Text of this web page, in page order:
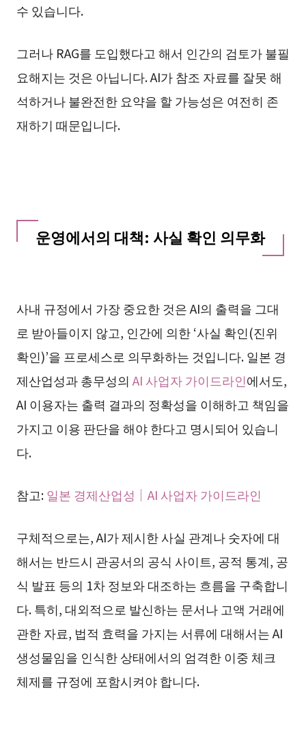
수 있습니다.
그러나 RAG를 도입했다고 해서 인간의 검토가 불필
요해지는 것은 아닙니다. AI가 참조 자료를 잘못 해
석하거나 불완전한 요약을 할 가능성은 여전히 존
재하기 때문입니다.
운영에서의 대책: 사실 확인 의무화
사내 규정에서 가장 중요한 것은 AI의 출력을 그대
로 받아들이지 않고, 인간에 의한 ‘사실 확인(진위
확인)’을 프로세스로 의무화하는 것입니다. 일본 경
제산업성과 총무성의 AI 사업자 가이드라인에서도,
AI 이용자는 출력 결과의 정확성을 이해하고 책임을
가지고 이용 판단을 해야 한다고 명시되어 있습니
다.
참고:일본 경제산업성｜AI 사업자 가이드라인
구체적으로는, AI가 제시한 사실 관계나 숫자에 대
해서는 반드시 관공서의 공식 사이트, 공적 통계, 공
식 발표 등의 1차 정보와 대조하는 흐름을 구축합니
다. 특히, 대외적으로 발신하는 문서나 고액 거래에
관한 자료, 법적 효력을 가지는 서류에 대해서는 AI
생성물임을 인식한 상태에서의 엄격한 이중 체크
체제를 규정에 포함시켜야 합니다.